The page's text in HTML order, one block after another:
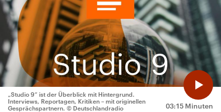
03:15 Minuten
„Studio 9“ ist der Überblick mit Hintergrund.
Interviews, Reportagen, Kritiken – mit originellen
Gesprächspartnern. © Deutschlandradio